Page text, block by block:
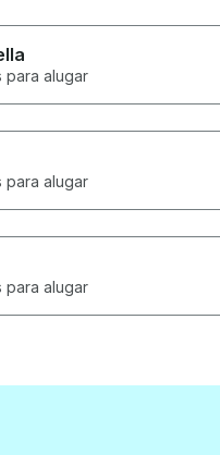
para alugar
para alugar
para alugar